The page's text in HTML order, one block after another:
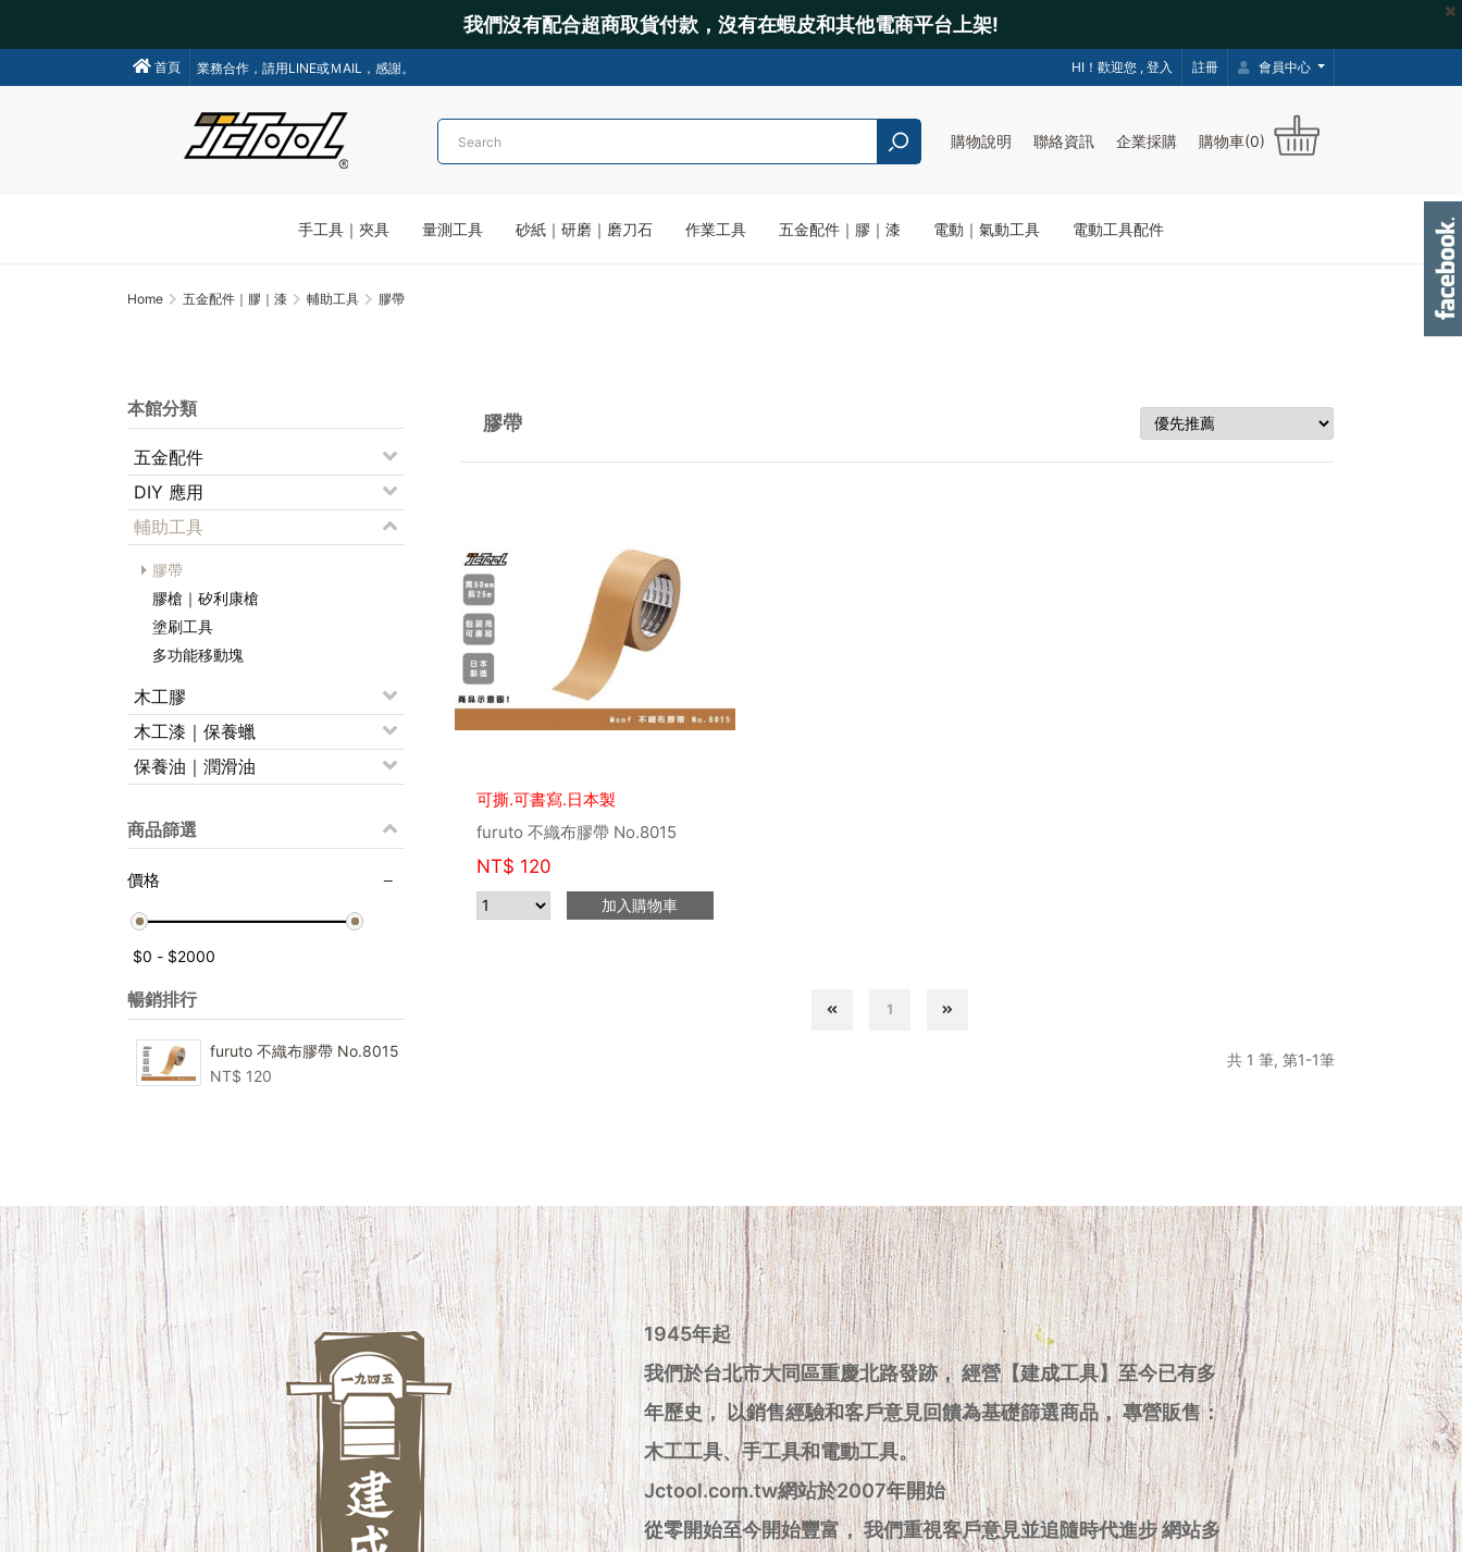
我們沒有配合超商取貨付款，沒有在蝦皮和其他電商平台上架!
首頁
我們不會主動聯絡操作各類金融交易，請小心詐騙!
業務合作，請用LINE或ＭAIL，感謝。 HI！歡迎您 , 登入 註冊 會員中心
購物說明 聯絡資訊 企業採購 購物車(0)
手工具｜夾具 量測工具 砂紙｜研磨｜磨刀石 作業工具 五金配件｜膠｜漆 電動｜氣動工具 電動工具配件
Home 五金配件｜膠｜漆 輔助工具 膠帶
本館分類
五金配件
DIY 應用
輔助工具
膠帶
膠槍｜矽利康槍
塗刷工具
多功能移動塊
木工膠
木工漆｜保養蠟
保養油｜潤滑油
商品篩選
價格
暢銷排行
furuto 不織布膠帶 No.8015
NT$ 120
膠帶
可撕.可書寫.日本製
furuto 不織布膠帶 No.8015
NT$ 120
加入購物車
1
共 1 筆, 第1-1筆
1945年起
我們於台北市大同區重慶北路發跡， 經營【建成工具】至今已有多
年歷史， 以銷售經驗和客戶意見回饋為基礎篩選商品， 專營販售：
木工工具、手工具和電動工具。
Jctool.com.tw網站於2007年開始
從零開始至今開始豐富， 我們重視客戶意見並追隨時代進步 網站多